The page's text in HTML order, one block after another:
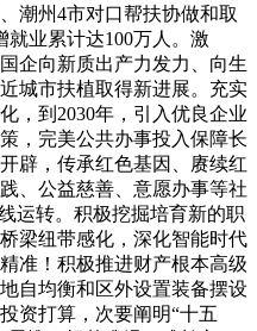
潮州4市对口帮扶协做和取
业累计达100万人。激
企向新质出产力发力、向生
城市扶植取得新进展。充实
，到2030年，引入优良企业
，完美公共办事投入保障长
辟，传承红色基因、赓续红
、公益慈善、意愿办事等社
运转。积极挖掘培育新的职
梁纽带感化，深化智能时代
准！积极推进财产根本高级
自均衡和区外设置装备摆设
资打算，次要阐明“十五